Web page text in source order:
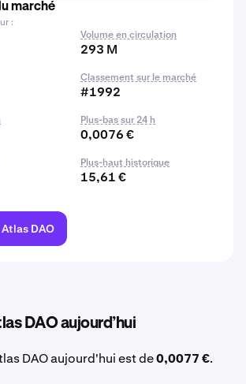
marché
:
Volume en circulation
293 M
Classement sur le marché
#1992
Plus-bas sur 24 h
0,0076 €
Plus-haut historique
15,61 €
DAO
DAO aujourd’hui
DAO aujourd'hui est de0,0077 €.